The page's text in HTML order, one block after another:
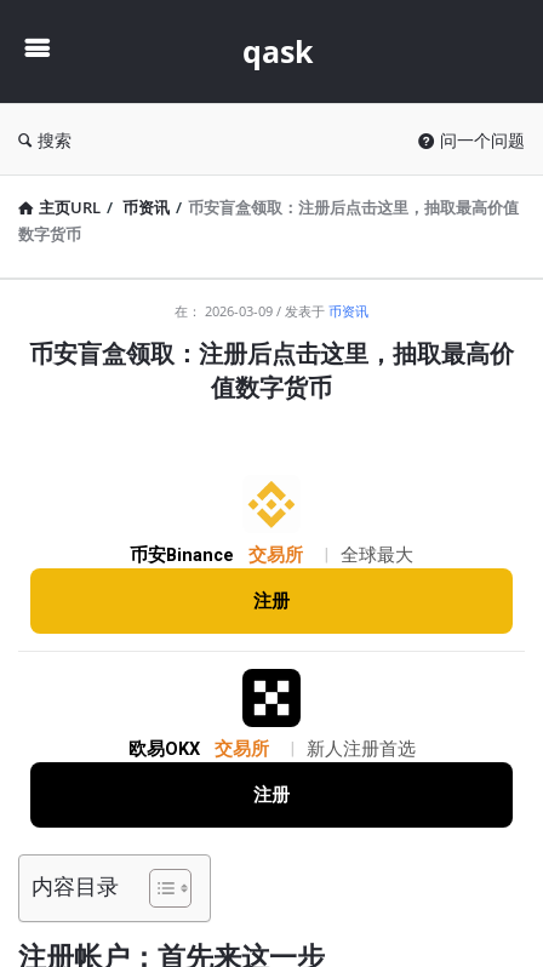
qask
搜索 问一个问题
主页URL / 币资讯 / 币安盲盒领取：注册后点击这里，抽取最高价值
数字货币
最
在： 2026-03-09 发表于 币资讯
币安盲盒领取：注册后点击这里，抽取最高价
值数字货币
币安Binance 交易所 全球最大
注册
欧易OKX 交易所 新人注册首选
注册
内容目录
注册帐户：首先来这一步